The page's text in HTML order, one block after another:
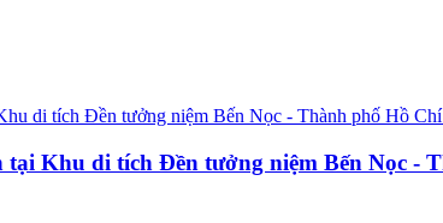
tại Khu di tích Đền tưởng niệm Bến Nọc -